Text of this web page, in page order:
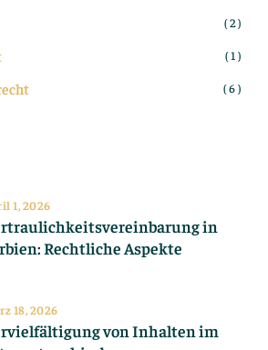
( 2 )
( 1 )
( 6 )
in
Rechtliche Aspekte
1, 2026
von Inhalten im
18, 2026